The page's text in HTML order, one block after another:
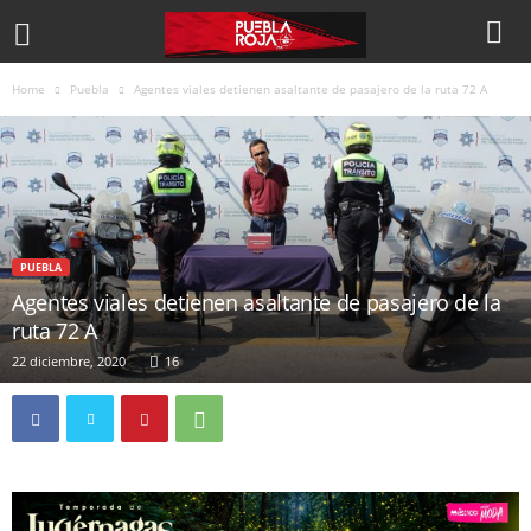
Home Puebla Agentes viales detienen asaltante de pasajero de la ruta 72 A
PUEBLA
Agentes viales detienen asaltante de pasajero de la
ruta 72 A
22 diciembre, 2020 16